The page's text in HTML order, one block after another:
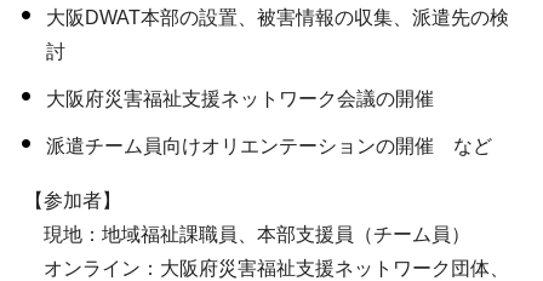
大阪DWAT本部の設置、被害情報の収集、派遣先の検
討
大阪府災害福祉支援ネットワーク会議の開催
派遣チーム員向けオリエンテーションの開催 など
【参加者】
現地：地域福祉課職員、本部支援員（チーム員）
オンライン：大阪府災害福祉支援ネットワーク団体、